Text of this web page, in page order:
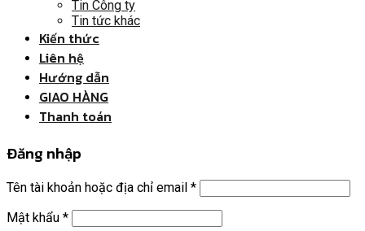
Tin Công ty
Tin tức khác
Kiến thức
Liên hệ
Hướng dẫn
GIAO HÀNG
Thanh toán
Đăng nhập
Tên tài khoản hoặc địa chỉ email *
Mật khẩu *